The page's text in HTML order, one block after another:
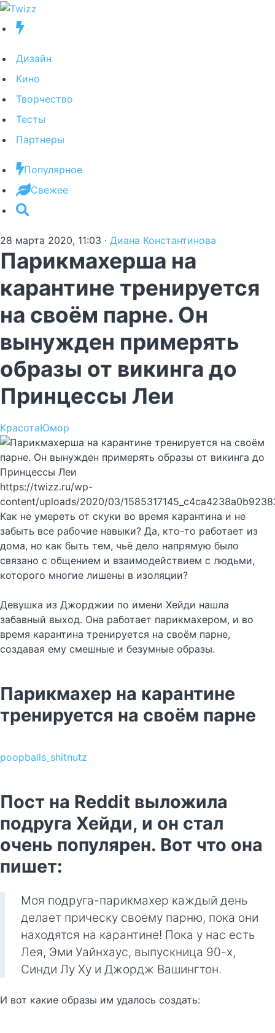
Дизайн
Кино
Творчество
Тесты
Партнеры
Популярное
Свежее
28 марта 2020, 11:03 · Диана Константинова
Парикмахерша на
карантине тренируется
на своём парне. Он
вынужден примерять
образы от викинга до
Принцессы Леи
КрасотаЮмор
https://twizz.ru/wp-
content/uploads/2020/03/
Как не умереть от скуки во время карантина и не
забыть все рабочие навыки? Да, кто-то работает из
дома, но как быть тем, чьё дело напрямую было
связано с общением и взаимодействием с людьми,
которого многие лишены в изоляции?
Девушка из Джорджии по имени Хейди нашла
забавный выход. Она работает парикмахером, и во
время карантина тренируется на своём парне,
создавая ему смешные и безумные образы.
Парикмахер на карантине
тренируется на своём парне
poopballs_shitnutz
Пост на Reddit выложила
подруга Хейди, и он стал
очень популярен. Вот что она
пишет:
Моя подруга-парикмахер каждый день
делает прическу своему парню, пока они
находятся на карантине! Пока у нас есть
Лея, Эми Уайнхаус, выпускница 90-х,
Синди Лу Ху и Джордж Вашингтон.
И вот какие образы им удалось создать: